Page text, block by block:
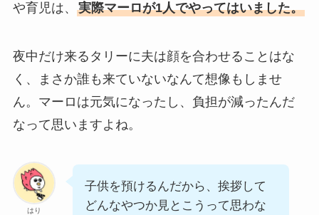
や育児は、 実際マーロが1人でやってはいました。
夜中だけ来るタリーに夫は顔を合わせることはな
く、まさか誰も来ていないなんて想像もしませ
ん。マーロは元気になったし、負担が減ったんだ
なって思いますよね。
はり
子供を預けるんだから、挨拶して
どんなやつか見とこうって思わな